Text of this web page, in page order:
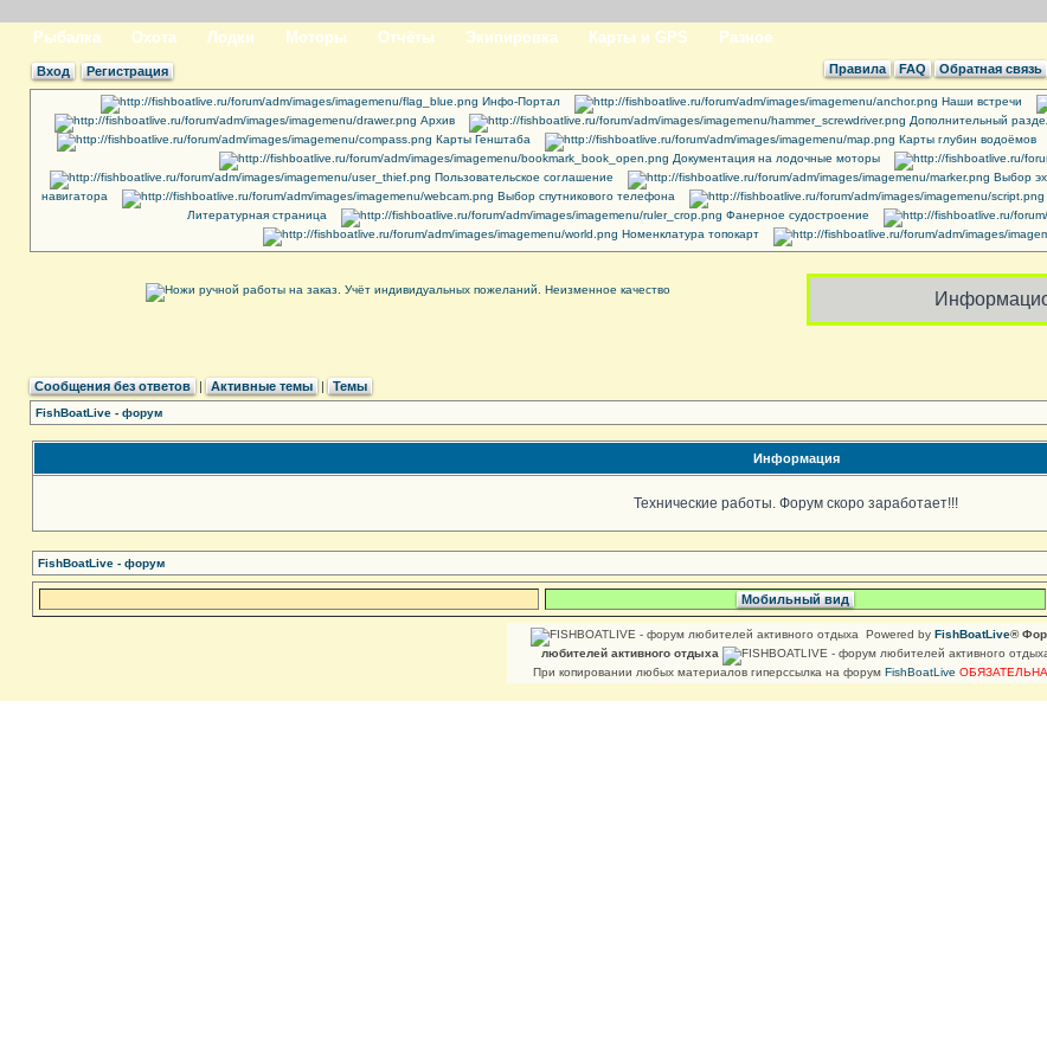
Рыбалка Охота Лодки Моторы Отчёты Экипировка Карты и GPS Разное
Вход Регистрация Правила FAQ Обратная связь
Инфо-Портал Наши встречи
Архив
Дополнительный
Карты Генштаба
Карты глубин водоёмов
Документация на лодочные моторы
Пользовательское соглашение
Выбор
навигатора
Выбор спутникового телефона
Литературная страница
Фанерное судостроение
Номенклатура топокарт
Сообщения без ответов | Активные темы | Темы
FishBoatLive - форум
Информация
Технические работы. Форум скоро заработает!!!
FishBoatLive - форум
Мобильный вид
Powered by FishBoatLive®
любителей активного отдыха
При копировании любых материалов гиперссылка на форум FishBoatLive